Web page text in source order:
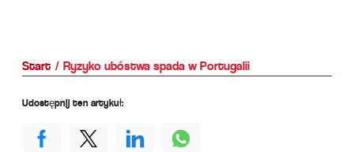
Start Ryzyko ubóstwa spada w Portugalii
Udostępnij ten artykuł: